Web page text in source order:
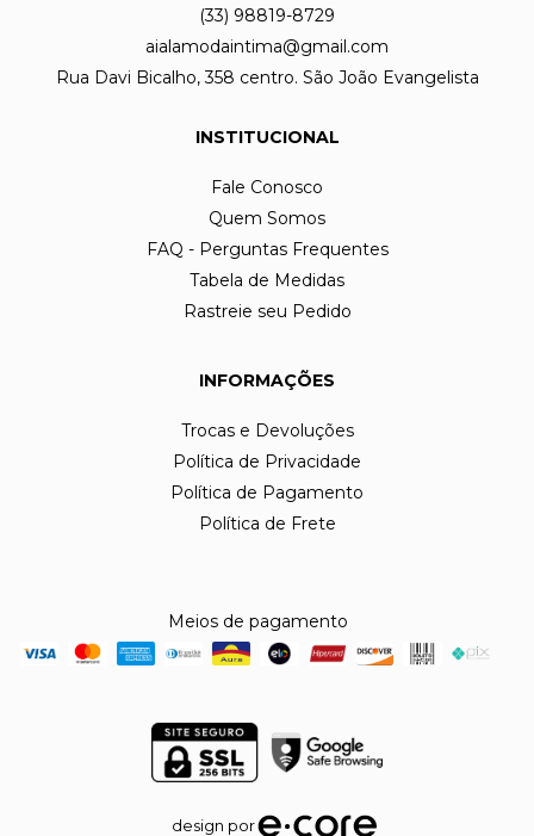
(33) 98819-8729
aialamodaintima@gmail.com
Rua Davi Bicalho, 358 centro. São João Evangelista
INSTITUCIONAL
Fale Conosco
Quem Somos
FAQ - Perguntas Frequentes
Tabela de Medidas
Rastreie seu Pedido
INFORMAÇÕES
Trocas e Devoluções
Política de Privacidade
Política de Pagamento
Política de Frete
Meios de pagamento
design por